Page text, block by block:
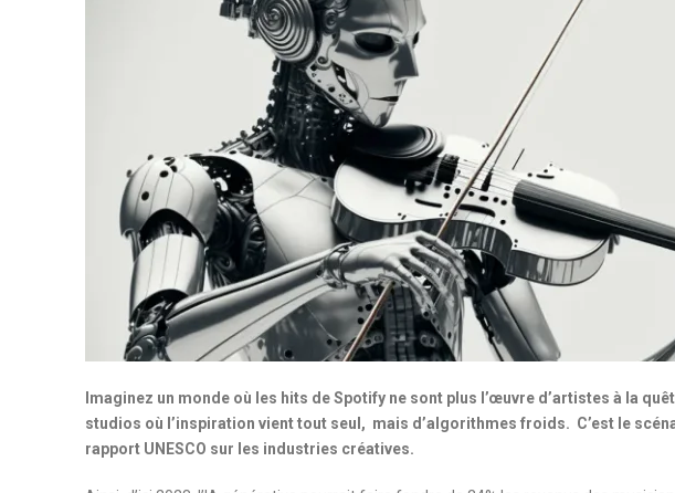
Imaginez un monde où les hits de Spotify ne sont plus l’œuvre d’artistes à la
studios où l’inspiration vient tout seul, mais d’algorithmes froids. C’est le
rapport UNESCO sur les industries créatives.